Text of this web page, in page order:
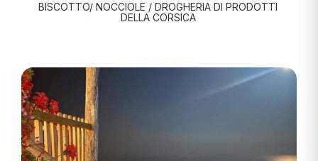
BISCOTTO/ NOCCIOLE / DROGHERIA DI PRODOTTI
DELLA CORSICA